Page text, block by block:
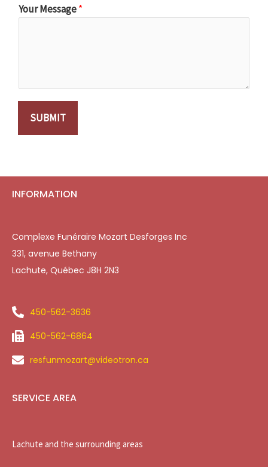
Your Message*
SUBMIT
INFORMATION
Complexe Funéraire Mozart Desforges Inc
331, avenue Bethany
Lachute, Québec J8H 2N3
450-562-3636
450-562-6864
resfunmozart@videotron.ca
SERVICE AREA
Lachute and the surrounding areas